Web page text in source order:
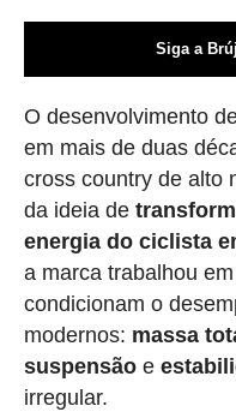
Siga a
O desenvolvimento
em mais de duas
cross country de alto
da ideia de
energia do ciclista
a marca trabalhou
condicionam o
modernos: massa
suspensãoe
irregular.